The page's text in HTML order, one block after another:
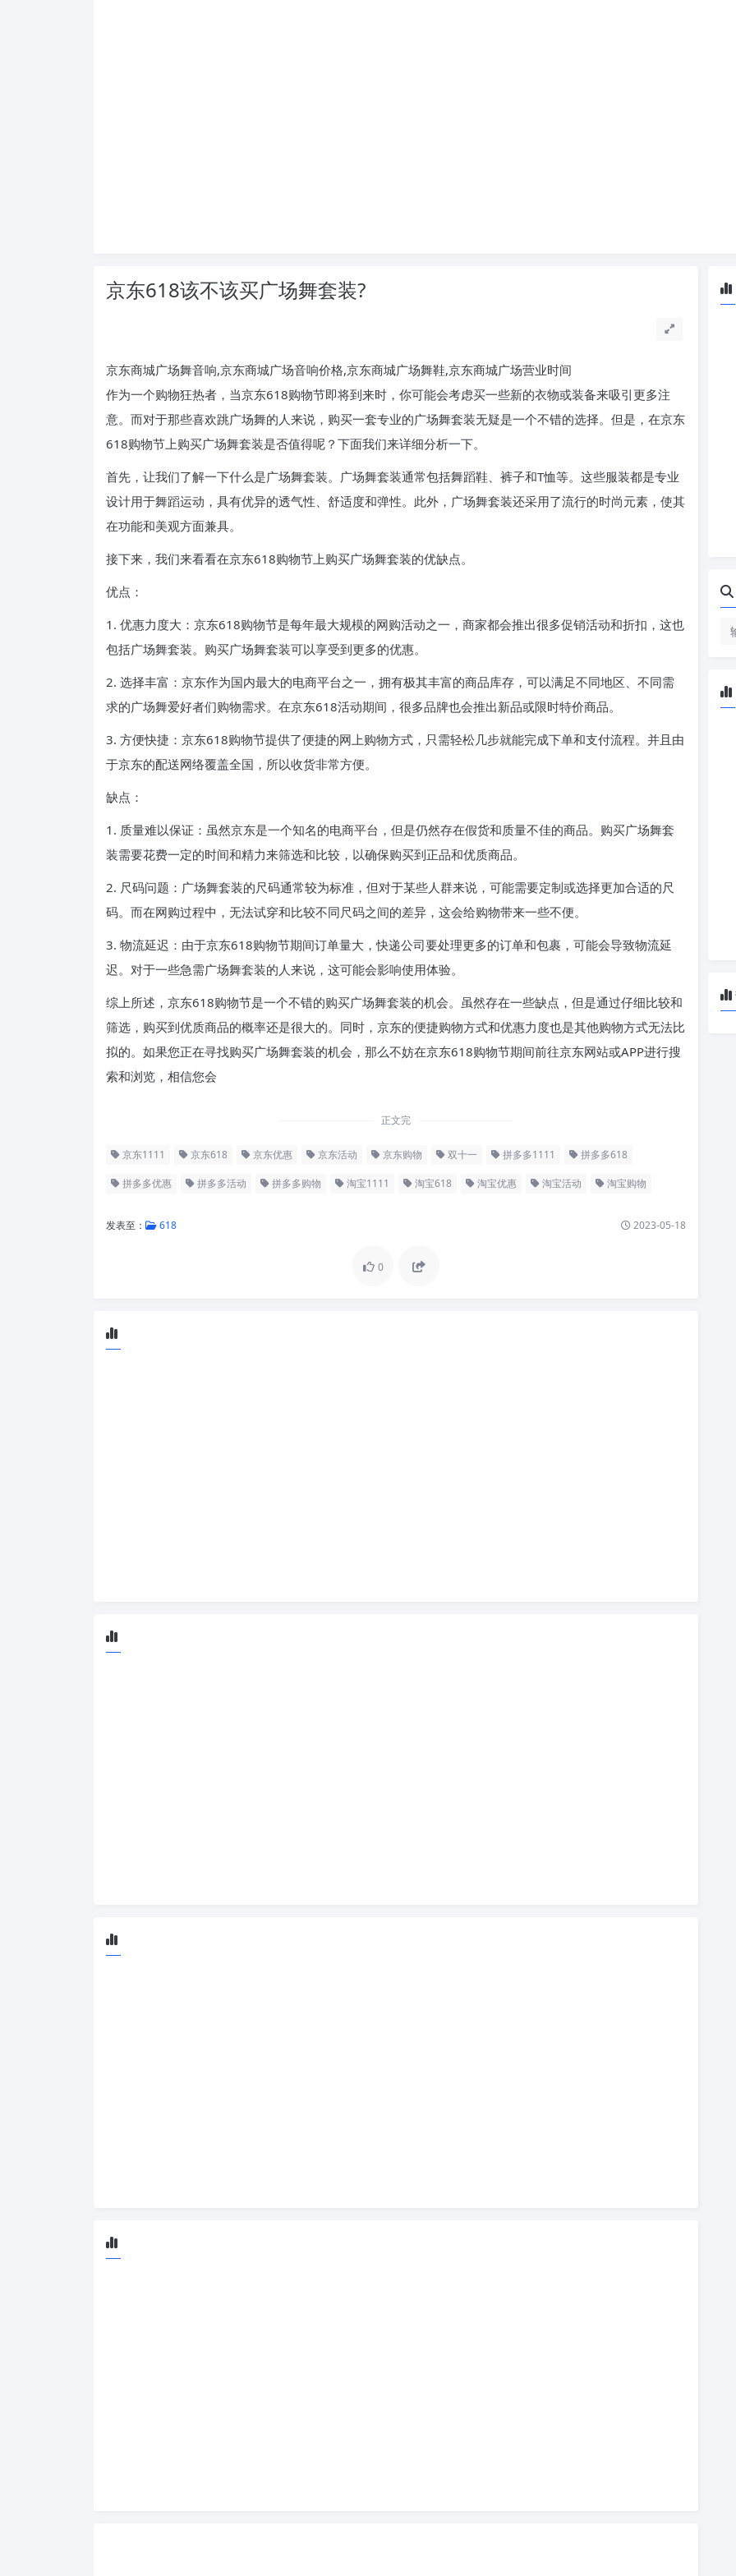
京东618该不该买广场舞套装?
京东商城广场舞音响,京东商城广场音响价格,京东商城广场舞鞋,京东商城广场营业时间
作为一个购物狂热者，当京东618购物节即将到来时，你可能会考虑买一些新的衣物或装备来吸引更多注
意。而对于那些喜欢跳广场舞的人来说，购买一套专业的广场舞套装无疑是一个不错的选择。但是，在京东
618购物节上购买广场舞套装是否值得呢？下面我们来详细分析一下。
首先，让我们了解一下什么是广场舞套装。广场舞套装通常包括舞蹈鞋、裤子和T恤等。这些服装都是专业
设计用于舞蹈运动，具有优异的透气性、舒适度和弹性。此外，广场舞套装还采用了流行的时尚元素，使其
在功能和美观方面兼具。
接下来，我们来看看在京东618购物节上购买广场舞套装的优缺点。
优点：
1. 优惠力度大：京东618购物节是每年最大规模的网购活动之一，商家都会推出很多促销活动和折扣，这也
包括广场舞套装。购买广场舞套装可以享受到更多的优惠。
2. 选择丰富：京东作为国内最大的电商平台之一，拥有极其丰富的商品库存，可以满足不同地区、不同需
求的广场舞爱好者们购物需求。在京东618活动期间，很多品牌也会推出新品或限时特价商品。
3. 方便快捷：京东618购物节提供了便捷的网上购物方式，只需轻松几步就能完成下单和支付流程。并且由
于京东的配送网络覆盖全国，所以收货非常方便。
缺点：
1. 质量难以保证：虽然京东是一个知名的电商平台，但是仍然存在假货和质量不佳的商品。购买广场舞套
装需要花费一定的时间和精力来筛选和比较，以确保购买到正品和优质商品。
2. 尺码问题：广场舞套装的尺码通常较为标准，但对于某些人群来说，可能需要定制或选择更加合适的尺
码。而在网购过程中，无法试穿和比较不同尺码之间的差异，这会给购物带来一些不便。
3. 物流延迟：由于京东618购物节期间订单量大，快递公司要处理更多的订单和包裹，可能会导致物流延
迟。对于一些急需广场舞套装的人来说，这可能会影响使用体验。
综上所述，京东618购物节是一个不错的购买广场舞套装的机会。虽然存在一些缺点，但是通过仔细比较和
筛选，购买到优质商品的概率还是很大的。同时，京东的便捷购物方式和优惠力度也是其他购物方式无法比
拟的。如果您正在寻找购买广场舞套装的机会，那么不妨在京东618购物节期间前往京东网站或APP进行搜
索和浏览，相信您会
正文完
京东1111 京东618 京东优惠 京东活动 京东购物 双十一 拼多多1111 拼多多618
拼多多优惠 拼多多活动 拼多多购物 淘宝1111 淘宝618 淘宝优惠 淘宝活动 淘宝购物
发表至： 618 2023-05-18
0